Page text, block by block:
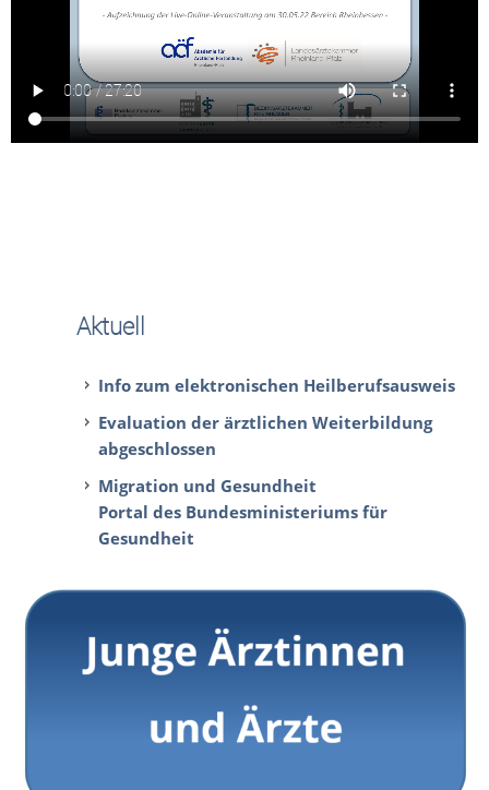
Aktuell
Info zum elektronischen Heilberufsausweis
Evaluation der ärztlichen Weiterbildung
abgeschlossen
Migration und Gesundheit
Portal des Bundesministeriums für
Gesundheit